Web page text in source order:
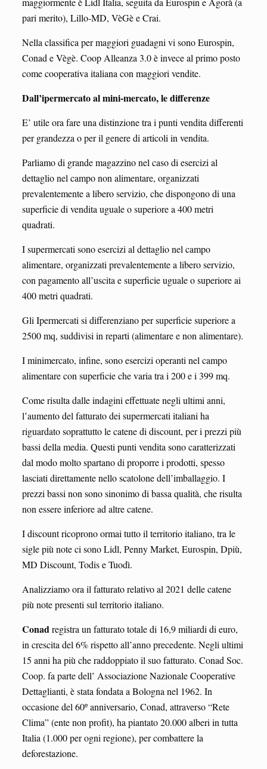
pari merito), Lillo-MD, VèGè e Crai.
Nella classifica per maggiori guadagni vi sono Eurospin,
Conad e Vègè. Coop Alleanza 3.0 è invece al primo posto
come cooperativa italiana con maggiori vendite.
Dall’ipermercato al mini-mercato, le differenze
E’ utile ora fare una distinzione tra i punti vendita differenti
per grandezza o per il genere di articoli in vendita.
Parliamo di grande magazzino nel caso di esercizi al
dettaglio nel campo non alimentare, organizzati
prevalentemente a libero servizio, che dispongono di una
superficie di vendita uguale o superiore a 400 metri
quadrati.
I supermercati sono esercizi al dettaglio nel campo
alimentare, organizzati prevalentemente a libero servizio,
con pagamento all’uscita e superficie uguale o superiore ai
400 metri quadrati.
Gli Ipermercati si differenziano per superficie superiore a
2500 mq, suddivisi in reparti (alimentare e non alimentare).
I minimercato, infine, sono esercizi operanti nel campo
alimentare con superficie che varia tra i 200 e i 399 mq.
Come risulta dalle indagini effettuate negli ultimi anni,
l’aumento del fatturato dei supermercati italiani ha
riguardato soprattutto le catene di discount, per i prezzi più
bassi della media. Questi punti vendita sono caratterizzati
dal modo molto spartano di proporre i prodotti, spesso
lasciati direttamente nello scatolone dell’imballaggio. I
prezzi bassi non sono sinonimo di bassa qualità, che risulta
non essere inferiore ad altre catene.
I discount ricoprono ormai tutto il territorio italiano, tra le
sigle più note ci sono Lidl, Penny Market, Eurospin, Dpiù,
MD Discount, Todis e Tuodì.
Analizziamo ora il fatturato relativo al 2021 delle catene
più note presenti sul territorio italiano.
Conadregistra un fatturato totale di 16,9 miliardi di euro,
in crescita del 6% rispetto all’anno precedente. Negli ultimi
15 anni ha più che raddoppiato il suo fatturato. Conad Soc.
Coop. fa parte dell’ Associazione Nazionale Cooperative
Dettaglianti, è stata fondata a Bologna nel 1962. In
occasione del 60º anniversario, Conad, attraverso “Rete
Clima” (ente non profit), ha piantato 20.000 alberi in tutta
Italia (1.000 per ogni regione), per combattere la
deforestazione.